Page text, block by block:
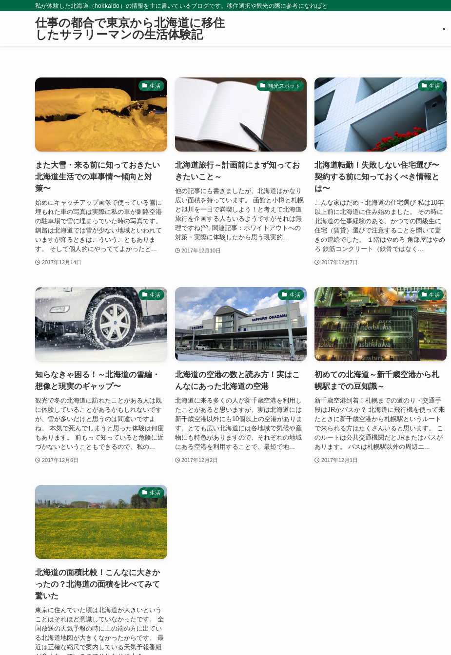
私が体験した北海道（hokkaido）の情報を主に書いているブログです。移住選択や観光の際に参考になればと思います。
仕事の都合で東京から北海道に移住
したサラリーマンの生活体験記
生活
また大雪・来る前に知っておきたい
北海道生活での車事情〜傾向と対
策〜
始めにキャッチアップ画像で使っている雪に
埋もれた車の写真は実際に私の車が釧路空港
の駐車場で雪に埋まっていた時の写真です。
釧路は北海道では雪が少ない地域といわれて
いますが降るときはこういうこともありま
す。 そして個人的にやっててよかったと...
2017年12月14日
観光スポット
北海道旅行～計画前にまず知ってお
きたいこと～
他の記事にも書きましたが、北海道はかなり
広い面積を持っています。 函館と小樽と札幌
と旭川を一日で満喫しよう！と考えて北海道
旅行を企画する人もいるようですがそれは無
理ですね(^^; 関連記事：ホワイトアウトへの
対策・実際に体験したから思う現実的...
2017年12月10日
生活
北海道転勤！失敗しない住宅選び〜
契約する前に知っておくべき情報と
は〜
こんな家はだめ・北海道の住宅選び 私は10年
以上前に北海道に住み始めました。 その時に
北海道の仕事経験のある、かつての同級生に
住宅（賃貸）選びで注意することを聞いて驚
きの連続でした。 １階はやめろ 角部屋はやめ
ろ 鉄筋コンクリート（鉄骨ではなく...
2017年12月7日
生活
知らなきゃ困る！～北海道の雪編・
想像と現実のギャップ〜
観光で冬の北海道に訪れたことがある人は既
に体験していることがあるかもしれないです
が、雪が多いだけと思うのは間違いですよ
ね。 本気で死んでしまうと思った体験は何度
もあります。 前もって知っていると危険に近
づかないということもできるので、私の...
2017年12月6日
生活
北海道の空港の数と読み方！実はこ
んなにあった北海道の空港
北海道に来る多くの人が新千歳空港を利用し
たことがあると思いますが、実は北海道には
新千歳空港以外にも10個以上の空港がありま
す。とても広い北海道には各地域で気候や産
物にも特色がありますので、それぞれの地域
にある空港を利用することで、最短で地...
2017年12月2日
生活
初めての北海道～新千歳空港から札
幌駅までの豆知識～
新千歳空港到着！札幌までの道のり・交通手
段はJRかバスか？ 北海道に飛行機を使って来
たときに新千歳空港から札幌駅というルート
で来られる方はたくさんいると思います。 こ
のルートは公共交通機関だとJRまたはバスが
あります。 バスは札幌駅以外の周辺エ...
2017年12月1日
生活
北海道の面積比較！こんなに大きか
ったの？北海道の面積を比べてみて
驚いた
東京に住んでいた頃は北海道が大きいという
ことはそれほど意識していなかったです。 全
国放送の天気予報の時に上の端の方に出てい
る北海道地図が大きくなかったからです。 最
近は正確な縮尺で案内している天気予報番組